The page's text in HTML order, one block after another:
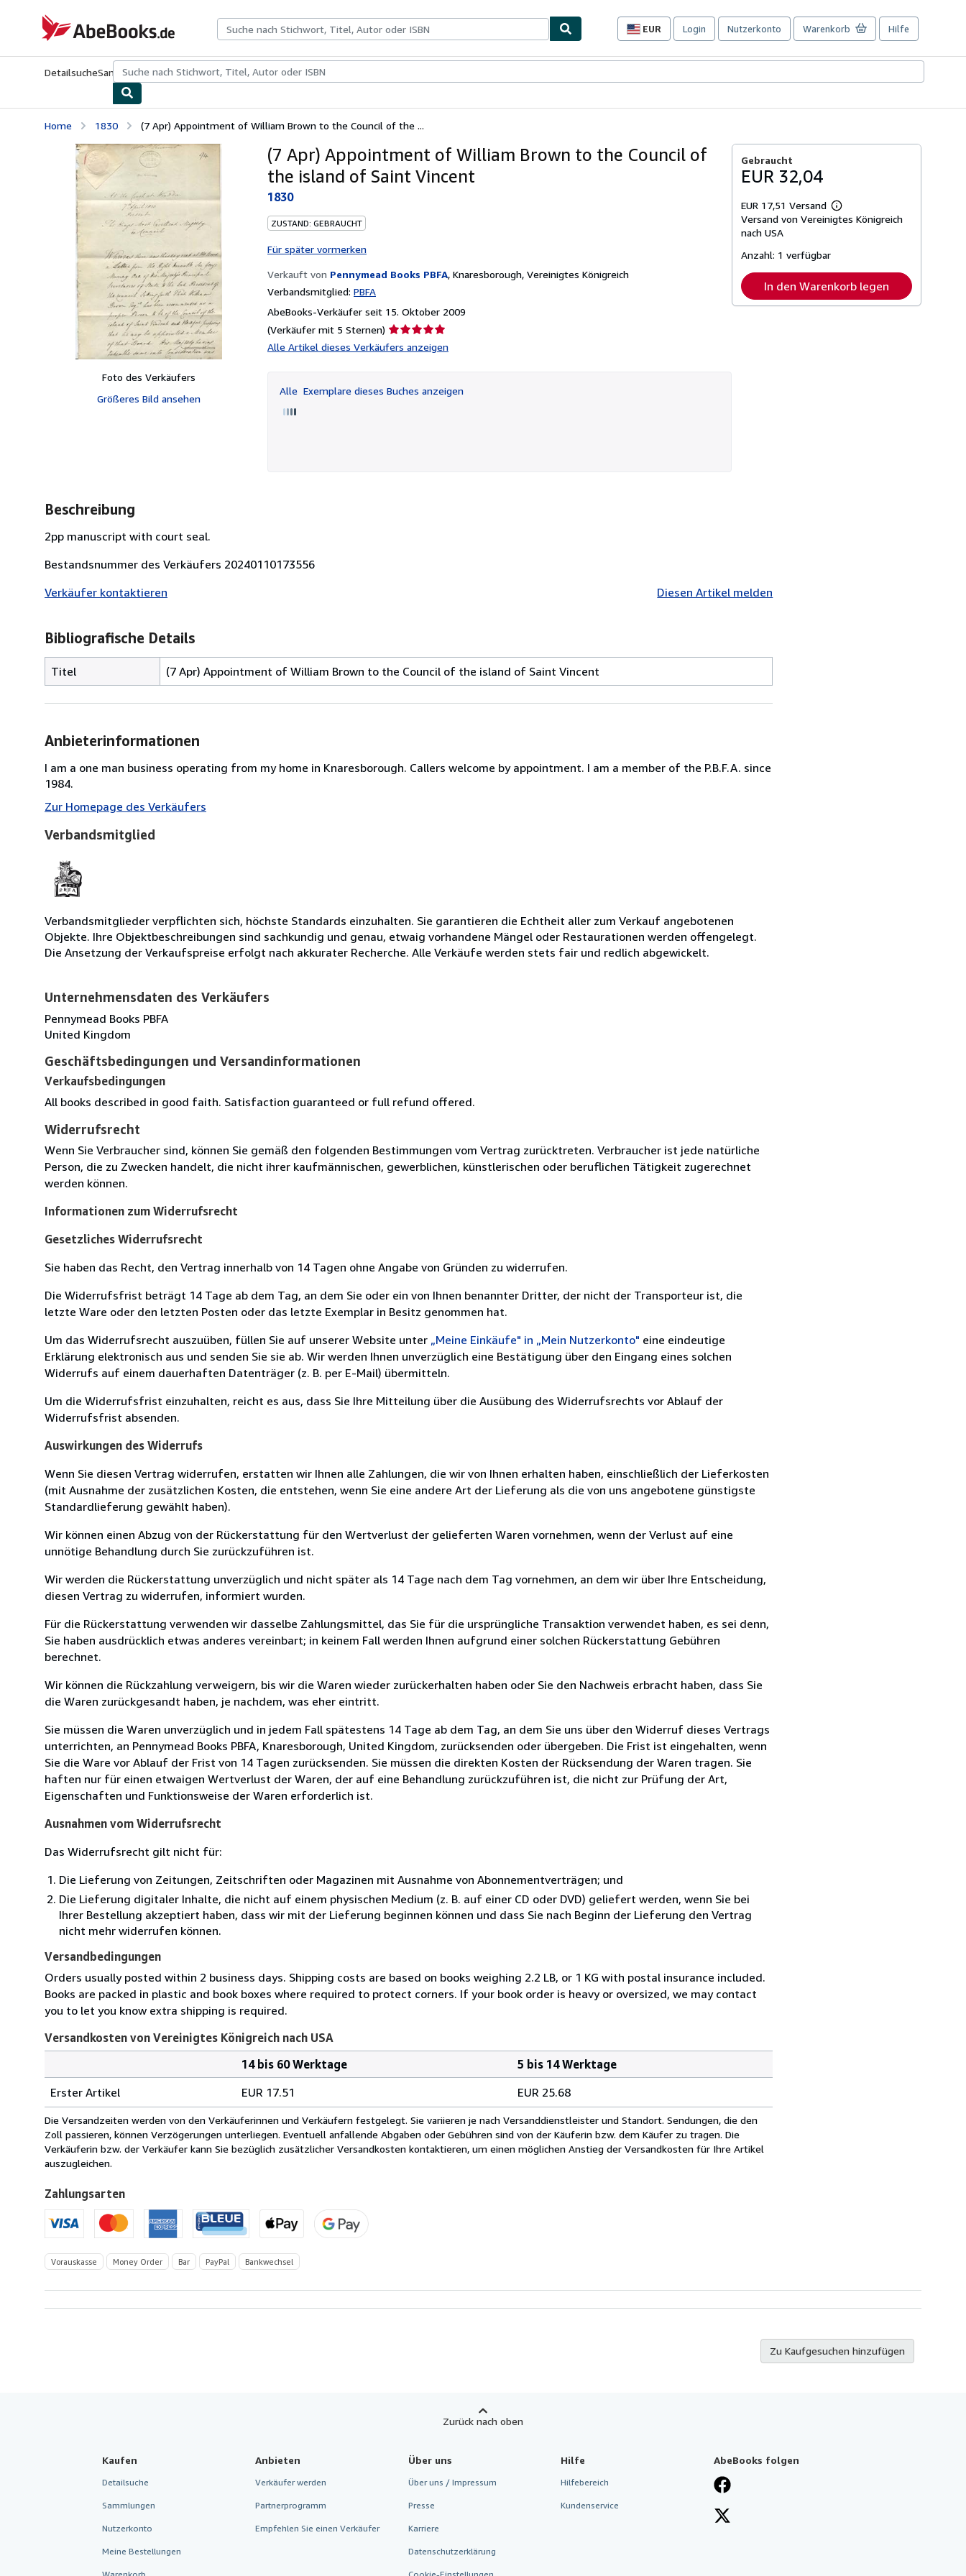
AbeBooks.de
EUR
Seite
Einkaufseinstellungen.
Login Nutzerkonto Warenkorb Hilfe
DetailsucheSammlungenAntiquarische BücherKunst & Sammlerstücke
Home 1830 (7 Apr) Appointment of William Brown to the Council of the ...
Foto des Verkäufers
Größeres Bild ansehen
(7 Apr) Appointment of William Brown to the Council of
the island of Saint Vincent
1830
ZUSTAND: GEBRAUCHT
Für später vormerken
Verkauft von Pennymead Books PBFA, Knaresborough, Vereinigtes Königreich
Verbandsmitglied: PBFA
AbeBooks-Verkäufer seit 15. Oktober 2009
(Verkäufer mit 5 Sternen) Verkäuferbewertung
5
Sternen
Alle Artikel dieses Verkäufers anzeigen
Alle Exemplare dieses Buches anzeigen
Gebraucht
EUR 32,04
EUR 17,51 Versand
Weitere
Informationen
Versand von Vereinigtes Königreich
nach USA
Anzahl: 1 verfügbar
In den Warenkorb legen
Beschreibung
2pp manuscript with court seal.
Bestandsnummer des Verkäufers 20240110173556
Verkäufer kontaktieren
Diesen Artikel melden
Bibliografische Details
Titel (7 Apr) Appointment of William Brown to the Council of the island of Saint Vincent
Anbieterinformationen
I am a one man business operating from my home in Knaresborough. Callers welcome by appointment. I am a member of the P.B.F.A. since
1984.
Zur Homepage des Verkäufers
Verbandsmitglied
Verbandsmitglieder verpflichten sich, höchste Standards einzuhalten. Sie garantieren die Echtheit aller zum Verkauf angebotenen
Objekte. Ihre Objektbeschreibungen sind sachkundig und genau, etwaig vorhandene Mängel oder Restaurationen werden offengelegt.
Die Ansetzung der Verkaufspreise erfolgt nach akkurater Recherche. Alle Verkäufe werden stets fair und redlich abgewickelt.
Unternehmensdaten des Verkäufers
Pennymead Books PBFA
United Kingdom
Geschäftsbedingungen und Versandinformationen
Verkaufsbedingungen
All books described in good faith. Satisfaction guaranteed or full refund offered.
Widerrufsrecht
Wenn Sie Verbraucher sind, können Sie gemäß den folgenden Bestimmungen vom Vertrag zurücktreten. Verbraucher ist jede natürliche
Person, die zu Zwecken handelt, die nicht ihrer kaufmännischen, gewerblichen, künstlerischen oder beruflichen Tätigkeit zugerechnet
werden können.
Informationen zum Widerrufsrecht
Gesetzliches Widerrufsrecht
Sie haben das Recht, den Vertrag innerhalb von 14 Tagen ohne Angabe von Gründen zu widerrufen.
Die Widerrufsfrist beträgt 14 Tage ab dem Tag, an dem Sie oder ein von Ihnen benannter Dritter, der nicht der Transporteur ist, die
letzte Ware oder den letzten Posten oder das letzte Exemplar in Besitz genommen hat.
Um das Widerrufsrecht auszuüben, füllen Sie auf unserer Website unter „Meine Einkäufe" in „Mein Nutzerkonto" eine eindeutige
Erklärung elektronisch aus und senden Sie sie ab. Wir werden Ihnen unverzüglich eine Bestätigung über den Eingang eines solchen
Widerrufs auf einem dauerhaften Datenträger (z. B. per E-Mail) übermitteln.
Um die Widerrufsfrist einzuhalten, reicht es aus, dass Sie Ihre Mitteilung über die Ausübung des Widerrufsrechts vor Ablauf der
Widerrufsfrist absenden.
Auswirkungen des Widerrufs
Wenn Sie diesen Vertrag widerrufen, erstatten wir Ihnen alle Zahlungen, die wir von Ihnen erhalten haben, einschließlich der Lieferkosten
(mit Ausnahme der zusätzlichen Kosten, die entstehen, wenn Sie eine andere Art der Lieferung als die von uns angebotene günstigste
Standardlieferung gewählt haben).
Wir können einen Abzug von der Rückerstattung für den Wertverlust der gelieferten Waren vornehmen, wenn der Verlust auf eine
unnötige Behandlung durch Sie zurückzuführen ist.
Wir werden die Rückerstattung unverzüglich und nicht später als 14 Tage nach dem Tag vornehmen, an dem wir über Ihre Entscheidung,
diesen Vertrag zu widerrufen, informiert wurden.
Für die Rückerstattung verwenden wir dasselbe Zahlungsmittel, das Sie für die ursprüngliche Transaktion verwendet haben, es sei denn,
Sie haben ausdrücklich etwas anderes vereinbart; in keinem Fall werden Ihnen aufgrund einer solchen Rückerstattung Gebühren
berechnet.
Wir können die Rückzahlung verweigern, bis wir die Waren wieder zurückerhalten haben oder Sie den Nachweis erbracht haben, dass Sie
die Waren zurückgesandt haben, je nachdem, was eher eintritt.
Sie müssen die Waren unverzüglich und in jedem Fall spätestens 14 Tage ab dem Tag, an dem Sie uns über den Widerruf dieses Vertrags
unterrichten, an Pennymead Books PBFA, Knaresborough, United Kingdom, zurücksenden oder übergeben. Die Frist ist eingehalten, wenn
Sie die Ware vor Ablauf der Frist von 14 Tagen zurücksenden. Sie müssen die direkten Kosten der Rücksendung der Waren tragen. Sie
haften nur für einen etwaigen Wertverlust der Waren, der auf eine Behandlung zurückzuführen ist, die nicht zur Prüfung der Art,
Eigenschaften und Funktionsweise der Waren erforderlich ist.
Ausnahmen vom Widerrufsrecht
Das Widerrufsrecht gilt nicht für:
Die Lieferung von Zeitungen, Zeitschriften oder Magazinen mit Ausnahme von Abonnementverträgen; und
Die Lieferung digitaler Inhalte, die nicht auf einem physischen Medium (z. B. auf einer CD oder DVD) geliefert werden, wenn Sie bei
Ihrer Bestellung akzeptiert haben, dass wir mit der Lieferung beginnen können und dass Sie nach Beginn der Lieferung den Vertrag
nicht mehr widerrufen können.
Versandbedingungen
Orders usually posted within 2 business days. Shipping costs are based on books weighing 2.2 LB, or 1 KG with postal insurance included.
Books are packed in plastic and book boxes where required to protect corners. If your book order is heavy or oversized, we may contact
you to let you know extra shipping is required.
Versandkosten von Vereinigtes Königreich nach USA
von
Vereinigtes
Königreich
nach
USA
14 bis 60 Werktage
5 bis 14 Werktage
Erster Artikel
EUR 17.51 EUR 25.68
Die Versandzeiten werden von den Verkäuferinnen und Verkäufern festgelegt. Sie variieren je nach Versanddienstleister und Standort. Sendungen, die den
Zoll passieren, können Verzögerungen unterliegen. Eventuell anfallende Abgaben oder Gebühren sind von der Käuferin bzw. dem Käufer zu tragen. Die
Verkäuferin bzw. der Verkäufer kann Sie bezüglich zusätzlicher Versandkosten kontaktieren, um einen möglichen Anstieg der Versandkosten für Ihre Artikel
auszugleichen.
Zahlungsarten
Vorauskasse Money Order Bar PayPal Bankwechsel
Zu Kaufgesuchen hinzufügen
Zurück nach oben
Kaufen
Detailsuche
Sammlungen
Nutzerkonto
Meine Bestellungen
Anbieten
Verkäufer werden
Partnerprogramm
Empfehlen Sie einen Verkäufer
Über uns
Über uns / Impressum
Presse
Karriere
Datenschutzerklärung
Hilfe
Hilfebereich
Kundenservice
AbeBooks folgen